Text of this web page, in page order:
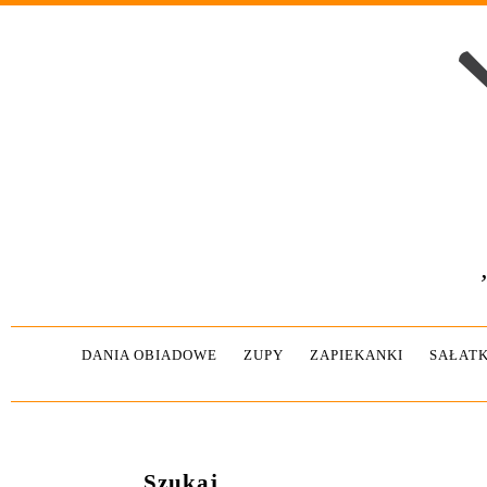
DANIA OBIADOWE ZUPY ZAPIEKANKI